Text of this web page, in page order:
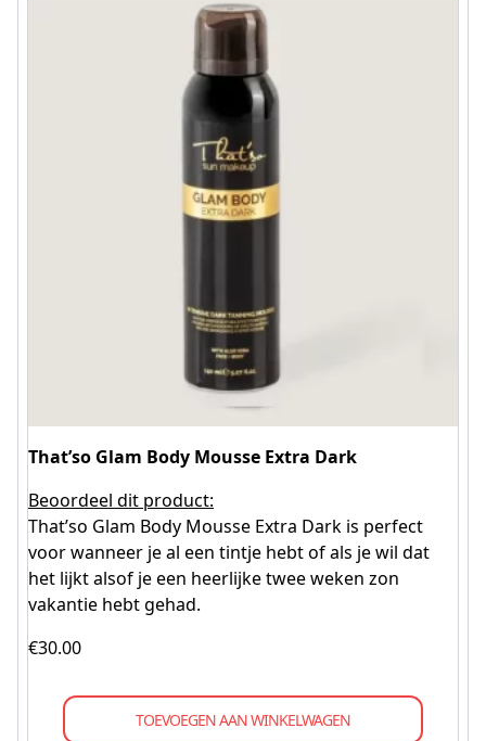
That’so Glam Body Mousse Extra Dark
Beoordeel dit product:
That’so Glam Body Mousse Extra Dark is perfect
voor wanneer je al een tintje hebt of als je wil dat
het lijkt alsof je een heerlijke twee weken zon
vakantie hebt gehad.
€30.00
TOEVOEGEN AAN WINKELWAGEN